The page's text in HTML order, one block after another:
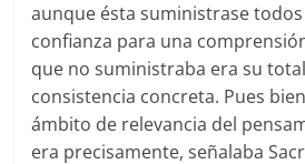
aunque ésta suministrase
confianza para una
que no suministraba era su
consistencia concreta. Pues
ámbito de relevancia del
era precisamente, señalaba